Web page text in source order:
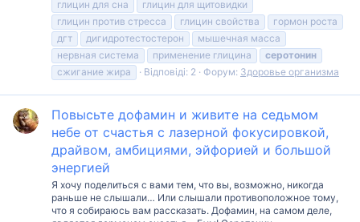
глицин для сна
глицин для щитовидки
глицин против стресса
глицин свойства
гормон роста
дгт
дигидротестостерон
мышечная масса
нервная система
применение глицина
серотонин
сжигание жира
Відповіді: 2 Форум: Здоровье организма
Повысьте дофамин и живите на седьмом
небе от счастья с лазерной фокусировкой,
драйвом, амбициями, эйфорией и большой
энергией
Я хочу поделиться с вами тем, что вы, возможно, никогда
раньше не слышали… Или слышали противоположное тому,
что я собираюсь вам рассказать. Дофамин, на самом деле,